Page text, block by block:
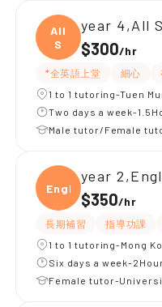
All
S
year 4,All
$300/hr
*全英語上堂 細心
1 to 1 tutoring-Tuen
Two days a week-
Male tutor/Female
Engli
year
$350/hr
長期補習 指導功課
1 to 1 tutoring-Mong
Six days a week-
Female tutor-